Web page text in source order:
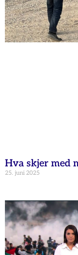
Hva skjer med
25. juni 2025